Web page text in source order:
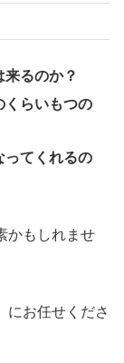
るのか？
くらいもつの
ってくれるの
かもしれませ
」にお任せくださ